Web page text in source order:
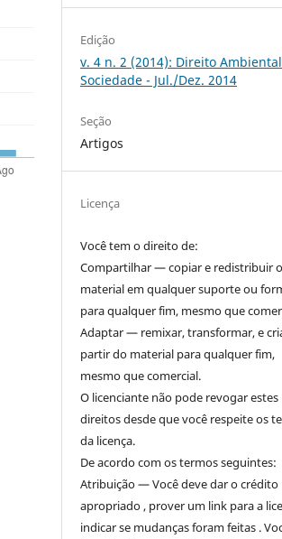
Edição
v. 4 n. 2 (2014): Direito
Sociedade - Jul./Dez. 2014
Seção
Artigos
Licença
Você tem o direito de:
Compartilhar — copiar e redistribuir o
material em qualquer suporte ou
para qualquer fim, mesmo que
Adaptar — remixar, transformar, e
partir do material para qualquer fim,
mesmo que comercial.
O licenciante não pode revogar estes
direitos desde que você respeite os
da licença.
De acordo com os termos seguintes:
Atribuição — Você deve dar o crédito
apropriado , prover um link para a
indicar se mudanças foram feitas .